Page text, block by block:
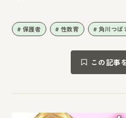
保護者 性教育 角川つば
この記事